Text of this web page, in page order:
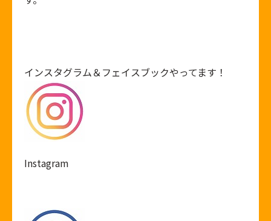
インスタグラム＆フェイスブックやってます！
Instagram